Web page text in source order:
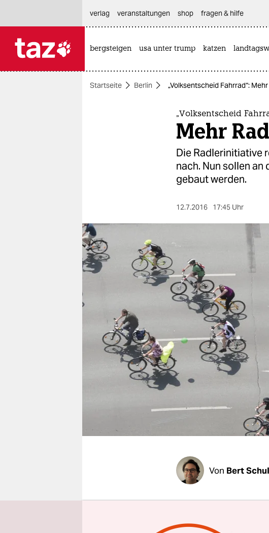
themen
berlin
nord
wahrheit
veranstaltungen
fragen & hilfe
genossenschaft
verlag
veranstaltungen shop fragen & hilfe
bergsteigen usa unter trump katzen
Startseite Berlin „Volksentscheid Fahrrad“:
„Volksentscheid
Mehr
Die Radlerinitiative
nach. Nun sollen
gebaut werden.
12.7.2016 17:45 Uhr
Von Bert
Die Initiative
nachgebessert.